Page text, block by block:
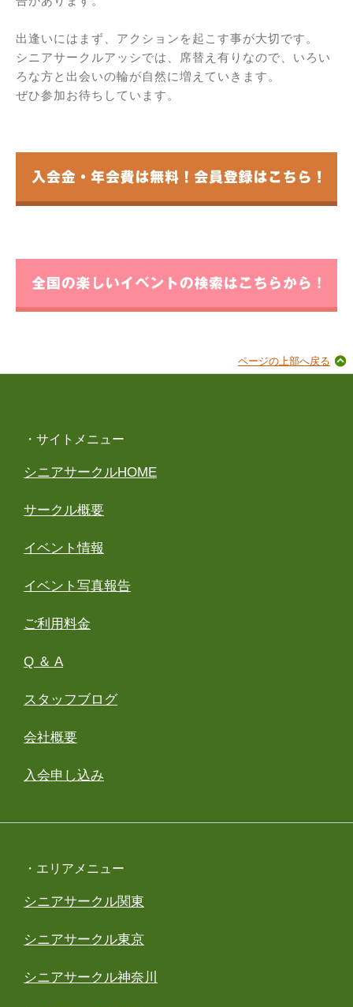
出逢いにはまず、アクションを起こす事が大切です。
シニアサークルアッシでは、席替え有りなので、いろい
ろな方と出会いの輪が自然に増えていきます。
ぜひ参加お待ちしています。
ページの上部へ戻る
・サイトメニュー
シニアサークルHOME
サークル概要
イベント情報
イベント写真報告
ご利用料金
Q ＆ A
スタッフブログ
会社概要
入会申し込み
・エリアメニュー
シニアサークル関東
シニアサークル東京
シニアサークル神奈川